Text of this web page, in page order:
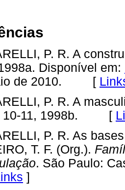
P. R. A
Disponível em:
de 2010. [
P. R. A
10-11, 1998b. [
P. R. As
T. F. (Org.).
. São Paulo:
]